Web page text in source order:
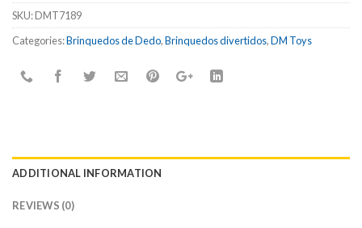
SKU:DMT7189
Categories:Brinquedos de Dedo,Brinquedos divertidos,DM Toys
ADDITIONAL INFORMATION
REVIEWS (0)